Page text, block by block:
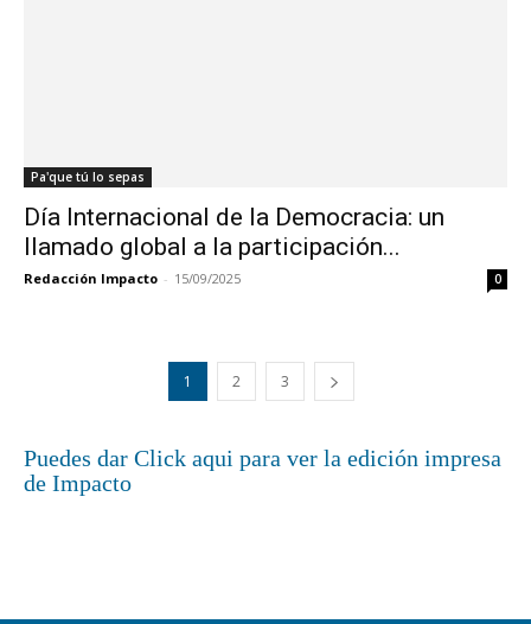
Pa'que tú lo sepas
Día Internacional de la Democracia: un
llamado global a la participación...
Redacción Impacto - 15/09/2025 0
1 2 3
Puedes dar Click aqui para ver la edición impresa
de Impacto